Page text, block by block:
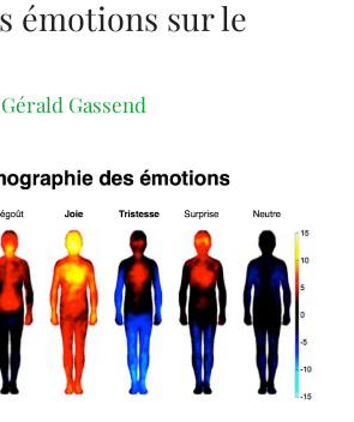
émotions sur le
Gérald Gassend